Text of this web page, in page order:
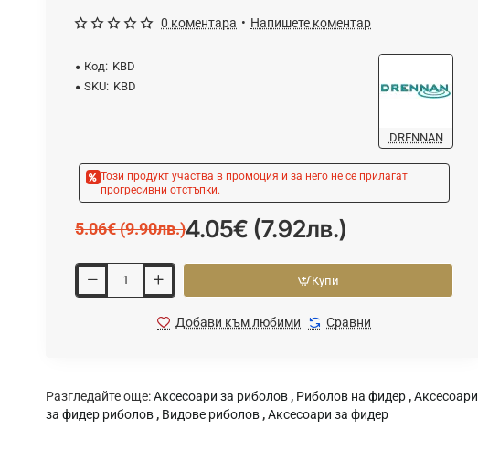
Код: KBD
SKU: KBD
DRENNAN
0 коментара • Напишете коментар
Този продукт участва в промоция и за него не се прилагат
прогресивни отстъпки.
4.05€ (7.92лв.)
5.06€ (9.90лв.)
Купи
Добави към любими Сравни
Разгледайте още:Аксесоари за риболов , Риболов на фидер ,Аксесоари
за фидер риболов , Видове риболов ,Аксесоари за фидер